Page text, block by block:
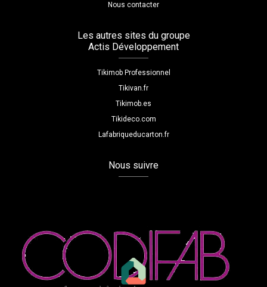
Nous contacter
Les autres sites du groupe
Actis Développement
Tikimob Professionnel
Tikivan.fr
Tikimob.es
Tikideco.com
Lafabriqueducarton.fr
Nous suivre